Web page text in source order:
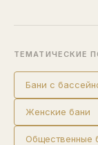
ТЕМАТИЧЕСКИЕ
Бани с
Женские бани
Общественные